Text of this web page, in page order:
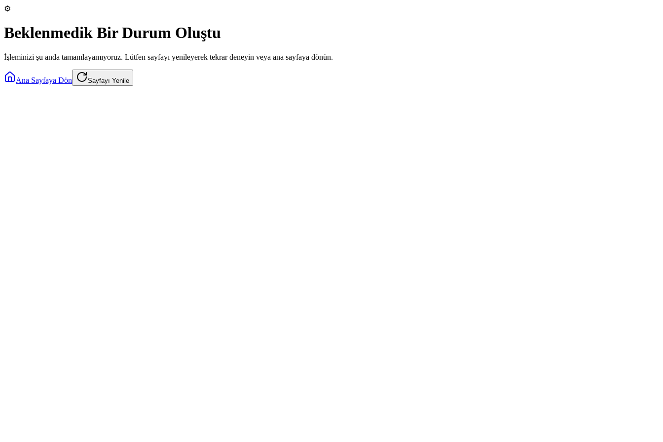
⚙️
Beklenmedik Bir Durum Oluştu
İşleminizi şu anda tamamlayamıyoruz. Lütfen sayfayı yenileyerek tekrar deneyin veya ana sayfaya dönün.
Ana Sayfaya Dön Sayfayı Yenile